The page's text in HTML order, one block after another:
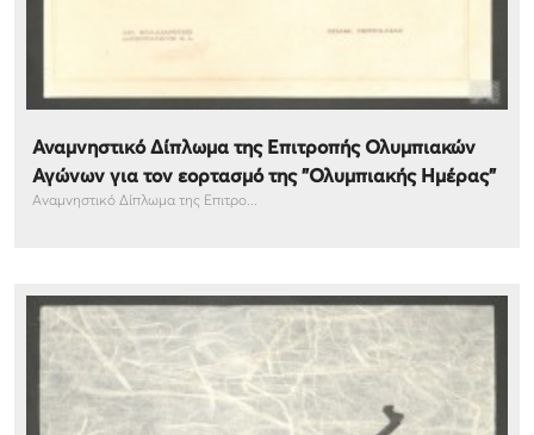
Αναμνηστικό Δίπλωμα της Επιτροπής Ολυμπιακών
Αγώνων για τον εορτασμό της "Ολυμπιακής Ημέρας"
Αναμνηστικό Δίπλωμα της Επιτρο...